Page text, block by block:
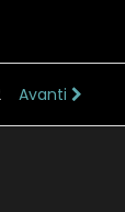
Avanti